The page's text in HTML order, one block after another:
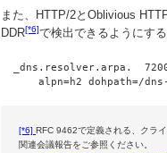
また、HTTP/2とOblivious
DDR[*6]で検出できるようにす
_dns.resolver.arpa.
[*6] RFC 9462で定義される、クラ
関連会議報告をご参照ください。